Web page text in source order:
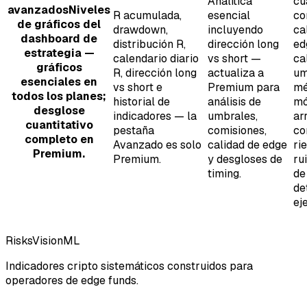
avanzadosNiveles
de gráficos del
dashboard de
estrategia —
gráficos
esenciales en
todos los planes;
desglose
cuantitativo
completo en
Premium.
R acumulada,
drawdown,
distribución R,
calendario diario
R, dirección long
vs short e
historial de
indicadores — la
pestaña
Avanzado es solo
Premium.
esencial
incluyendo
dirección long
vs short —
actualiza a
Premium para
análisis de
umbrales,
comisiones,
calidad de edge
y desgloses de
timing.
RisksVisionML
Indicadores cripto sistemáticos construidos para
operadores de edge funds.